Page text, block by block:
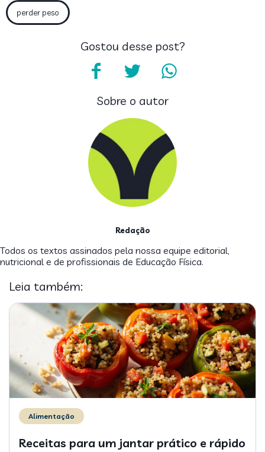
perder peso
Gostou desse post?
Sobre o autor
Redação
Todos os textos assinados pela nossa equipe editorial,
nutricional e de profissionais de Educação Física.
Leia também:
Alimentação
Receitas para um jantar prático e rápido